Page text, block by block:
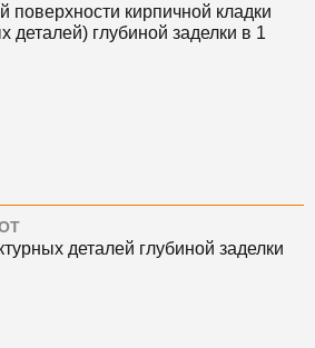
поверхности кирпичной кладки
деталей) глубиной заделки в 1
деталей глубиной заделки